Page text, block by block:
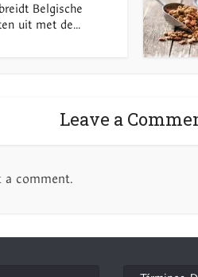
Belgische
uit met de...
Leave a
a comment.